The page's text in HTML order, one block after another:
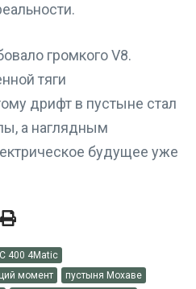
громкого V8.
тяги
дрифт в пустыне стал
а наглядным
будущее уже
400 4Matic
момент
пустыня Мохаве